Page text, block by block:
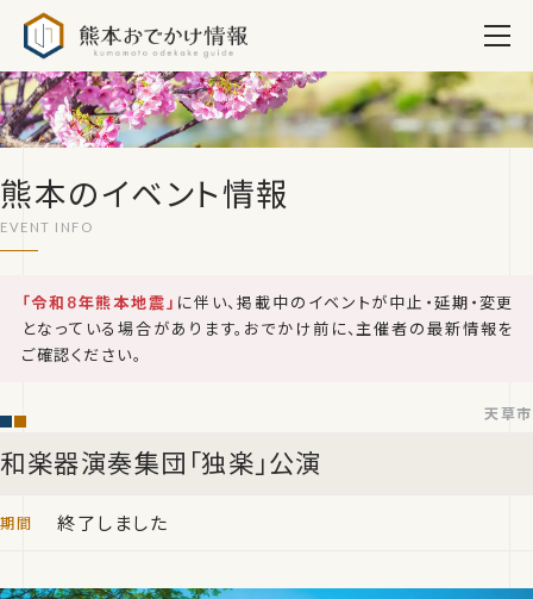
熊本のイベント情報
「令和8年熊本地震」 に伴い、掲載中のイベントが中止・延期・変更
となっている場合があります。おでかけ前に、主催者の最新情報を
ご確認ください。
和楽器演奏集団「独楽」公演
天草市
終了しました